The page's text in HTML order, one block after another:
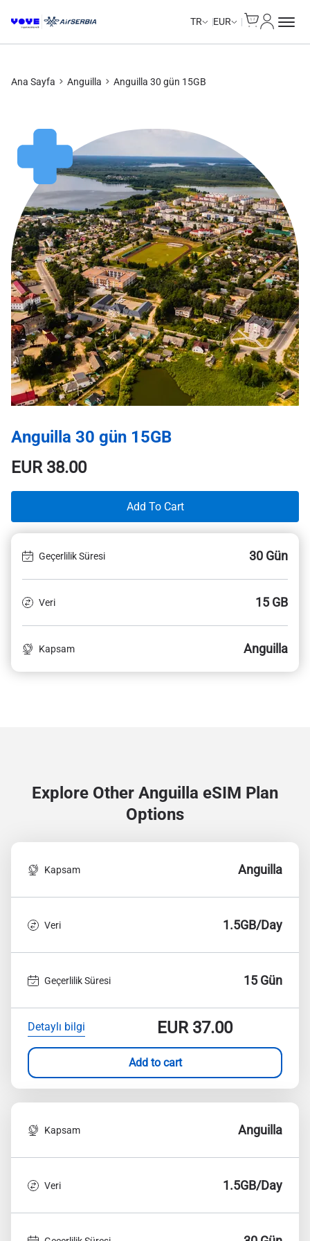
TR EUR
Ana Sayfa Anguilla Anguilla 30 gün 15GB
Anguilla 30 gün 15GB
EUR38.00
Add To Cart
Geçerlilik Süresi 30 Gün
Veri 15 GB
Kapsam Anguilla
Explore Other Anguilla eSIM Plan
Options
Kapsam Anguilla
Veri 1.5GB/Day
Geçerlilik Süresi 15 Gün
Detaylı bilgi EUR37.00
Add to cart
Kapsam Anguilla
Veri 1.5GB/Day